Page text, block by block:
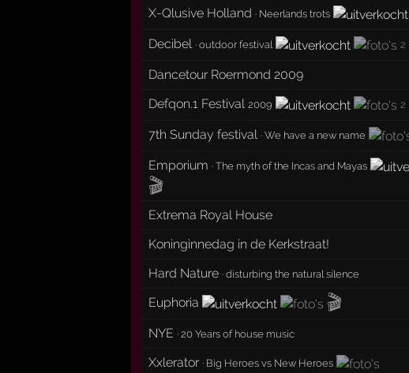
X-Qlusive Holland · Neerlands trots
Decibel ·outdoor festival 2
Dancetour Roermond 2009
Defqon.1 Festival2009 2
7th Sunday festival ·We have a new name
Emporium ·The myth of the Incas and Mayas
🎬
Extrema Royal House
Koninginnedag in de Kerkstraat!
Hard Nature ·disturbing the natural silence
Euphoria
🎬
NYE ·20 Years of house music
Xxlerator · Big Heroes vs New Heroes